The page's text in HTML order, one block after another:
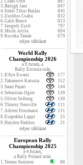
2.Csáki Ottó
887
3.Balogh Jani
847
4.Fehér Tibor Balázs
845
5.Zsoldos Csaba
832
6.Gách Bence
813
7.Szegedi Zsolt
797
8.Misik Attila
694
9.Koczka Tamás 679
teljes táblázat
World Rally
Championship 2026
a 9.futam, a
Rally Estonia után
1.Elfyn Ewans
177
2.Takamoto Katsuta
152
3.Sami Pajari
144
4.Sebastian Ogier
139
5.Oliver Solberg
130
6.Thierry Neuville
111
7.Adrien Fourmaux
111
8.Esapekka Lappi
25
9.Hayden Paddon 21
teljes táblázat
European Rally
Championship 2025
a 4.futam,
a Rally Poland után
1.Teemu Suninen
80